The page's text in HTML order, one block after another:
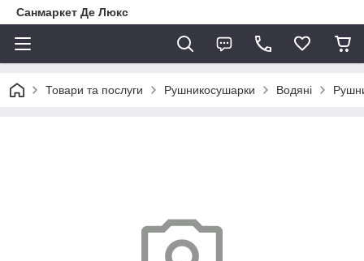
Санмаркет Де Люкс
Товари та послуги Рушникосушарки Водяні